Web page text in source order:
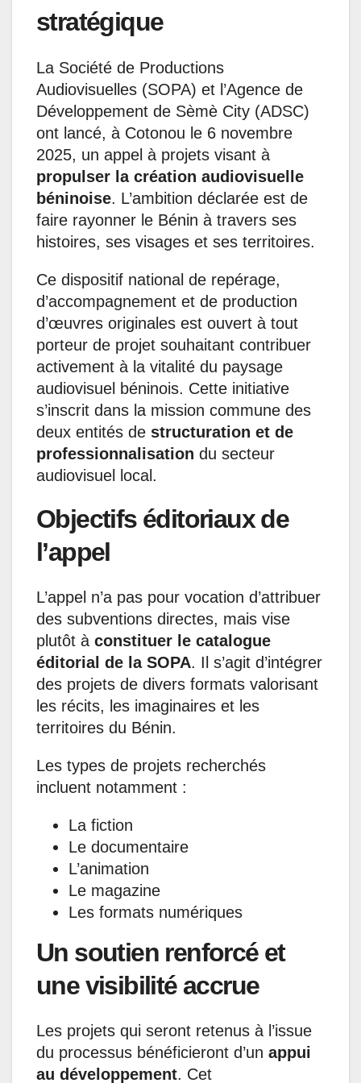
stratégique
La Société de Productions
Audiovisuelles (SOPA) et l’Agence de
Développement de Sèmè City (ADSC)
ont lancé, à Cotonou le 6 novembre
2025, un appel à projets visant à
propulser la création audiovisuelle
béninoise. L’ambition déclarée est de
faire rayonner le Bénin à travers ses
histoires, ses visages et ses territoires.
Ce dispositif national de repérage,
d’accompagnement et de production
d’œuvres originales est ouvert à tout
porteur de projet souhaitant contribuer
activement à la vitalité du paysage
audiovisuel béninois. Cette initiative
s’inscrit dans la mission commune des
deux entités de structuration et de
professionnalisation du secteur
audiovisuel local.
Objectifs éditoriaux de
l’appel
L’appel n’a pas pour vocation d’attribuer
des subventions directes, mais vise
plutôt à constituer le catalogue
éditorial de la SOPA. Il s’agit d’intégrer
des projets de divers formats valorisant
les récits, les imaginaires et les
territoires du Bénin.
Les types de projets recherchés
incluent notamment :
La fiction
Le documentaire
L’animation
Le magazine
Les formats numériques
Un soutien renforcé et
une visibilité accrue
Les projets qui seront retenus à l’issue
du processus bénéficieront d’un appui
au développement. Cet